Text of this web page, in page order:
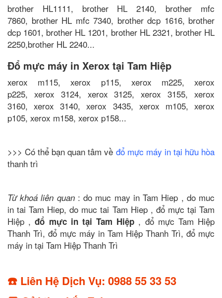
brother HL1111, brother HL 2140, brother mfc
7860, brother HL mfc 7340, brother dcp 1616, brother
dcp 1601, brother HL 1201, brother HL 2321, brother HL
2250,brother HL 2240...
Đổ mực máy in Xerox tại Tam Hiệp
xerox m115, xerox p115, xerox m225, xerox
p225, xerox 3124, xerox 3125, xerox 3155, xerox
3160, xerox 3140, xerox 3435, xerox m105, xerox
p105, xerox m158, xerox p158...
>>> Có thể bạn quan tâm về đổ mực máy in tại hữu hòa
thanh trì
Từ khoá liên quan: do muc may in Tam Hiep , do muc
in tai Tam Hiep, do muc tai Tam Hiep , đổ mực tại Tam
Hiệp ,đổ mực in tại Tam Hiệp , đổ mực Tam Hiệp
Thanh Trì, đổ mực máy in Tam Hiệp Thanh Trì, đổ mực
máy in tại Tam Hiệp Thanh Trì
☎️ Liên Hệ Dịch Vụ: 0988 55 33 53